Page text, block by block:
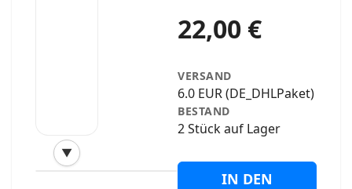
▼
‹
22,00 €
VERSAND
6.0 EUR (DE_DHLPaket)
BESTAND
2 Stück auf Lager
IN DEN